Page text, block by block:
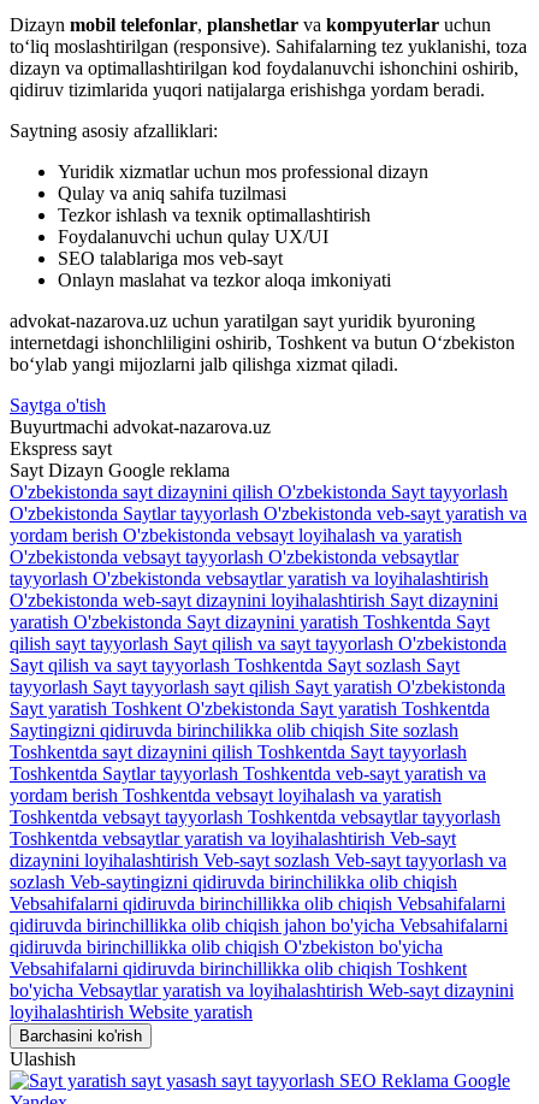
Dizayn mobil telefonlar, planshetlar va kompyuterlar uchun
to‘liq moslashtirilgan (responsive). Sahifalarning tez yuklanishi, toza
dizayn va optimallashtirilgan kod foydalanuvchi ishonchini oshirib,
qidiruv tizimlarida yuqori natijalarga erishishga yordam beradi.
Saytning asosiy afzalliklari:
Yuridik xizmatlar uchun mos professional dizayn
Qulay va aniq sahifa tuzilmasi
Tezkor ishlash va texnik optimallashtirish
Foydalanuvchi uchun qulay UX/UI
SEO talablariga mos veb-sayt
Onlayn maslahat va tezkor aloqa imkoniyati
advokat-nazarova.uz uchun yaratilgan sayt yuridik byuroning
internetdagi ishonchliligini oshirib, Toshkent va butun O‘zbekiston
bo‘ylab yangi mijozlarni jalb qilishga xizmat qiladi.
Saytga o'tish
Buyurtmachi advokat-nazarova.uz
Ekspress sayt
Sayt Dizayn Google reklama
O'zbekistonda sayt dizaynini qilish O'zbekistonda Sayt tayyorlash
O'zbekistonda Saytlar tayyorlash O'zbekistonda veb-sayt yaratish va
yordam berish O'zbekistonda vebsayt loyihalash va yaratish
O'zbekistonda vebsayt tayyorlash O'zbekistonda vebsaytlar
tayyorlash O'zbekistonda vebsaytlar yaratish va loyihalashtirish
O'zbekistonda web-sayt dizaynini loyihalashtirish Sayt dizaynini
yaratish O'zbekistonda Sayt dizaynini yaratish Toshkentda Sayt
qilish sayt tayyorlash Sayt qilish va sayt tayyorlash O'zbekistonda
Sayt qilish va sayt tayyorlash Toshkentda Sayt sozlash Sayt
tayyorlash Sayt tayyorlash sayt qilish Sayt yaratish O'zbekistonda
Sayt yaratish Toshkent O'zbekistonda Sayt yaratish Toshkentda
Saytingizni qidiruvda birinchilikka olib chiqish Site sozlash
Toshkentda sayt dizaynini qilish Toshkentda Sayt tayyorlash
Toshkentda Saytlar tayyorlash Toshkentda veb-sayt yaratish va
yordam berish Toshkentda vebsayt loyihalash va yaratish
Toshkentda vebsayt tayyorlash Toshkentda vebsaytlar tayyorlash
Toshkentda vebsaytlar yaratish va loyihalashtirish Veb-sayt
dizaynini loyihalashtirish Veb-sayt sozlash Veb-sayt tayyorlash va
sozlash Veb-saytingizni qidiruvda birinchilikka olib chiqish
Vebsahifalarni qidiruvda birinchillikka olib chiqish Vebsahifalarni
qidiruvda birinchillikka olib chiqish jahon bo'yicha Vebsahifalarni
qidiruvda birinchillikka olib chiqish O'zbekiston bo'yicha
Vebsahifalarni qidiruvda birinchillikka olib chiqish Toshkent
bo'yicha Vebsaytlar yaratish va loyihalashtirish Web-sayt dizaynini
loyihalashtirish Website yaratish
Barchasini ko'rish
Ulashish